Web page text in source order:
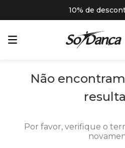
10% de
Não
Por favor, verifique o